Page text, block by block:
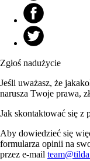
Zgłoś nadużycie
Jeśli uważasz, że
narusza Twoje prawa,
Jak skontaktować się z
Aby dowiedzieć się
formularza opinii na
przez e-mail